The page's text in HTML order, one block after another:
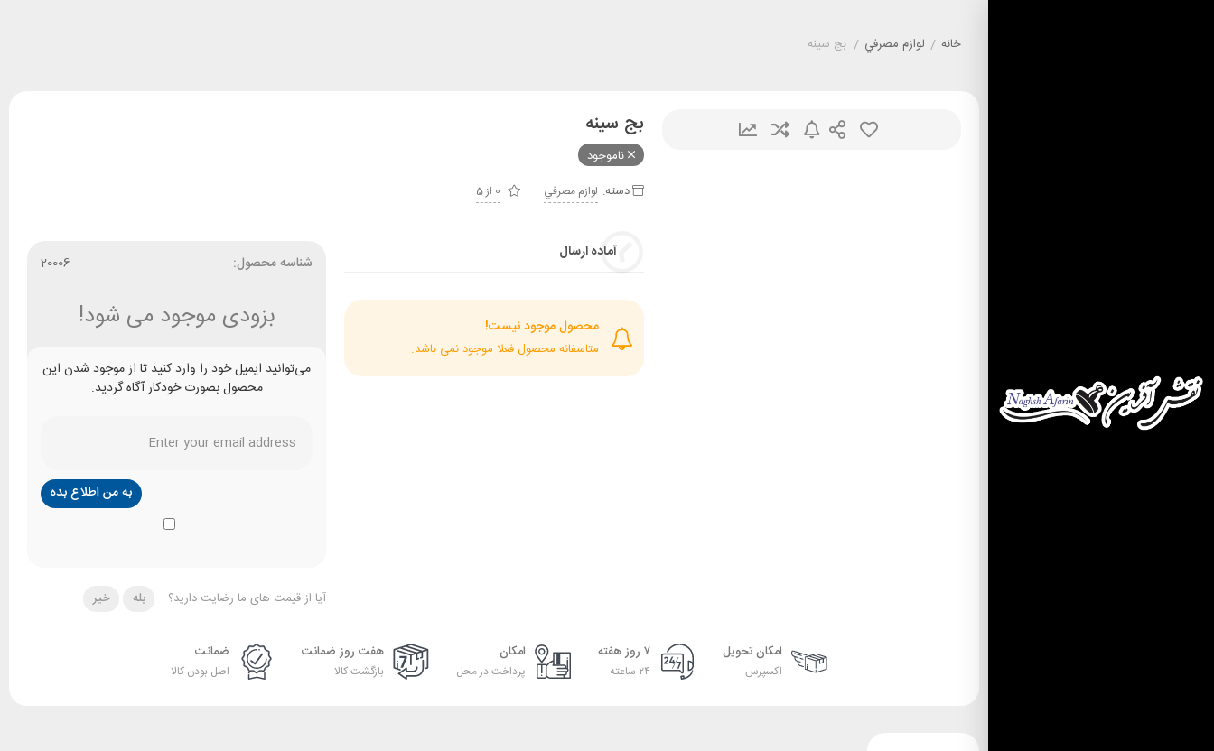
خانه / لوازم مصرفي / بج سینه
بج سینه
ناموجود
دسته: لوازم مصرفي 0 از 5
آماده ارسال
محصول موجود نیست!
متاسفانه محصول فعلا موجود نمی باشد.
شناسه محصول: 20006
بزودی موجود می شود!
می‌توانید ایمیل خود را وارد کنید تا از موجود شدن این
محصول بصورت خودکار آگاه گردید.
آیا از قیمت های ما رضایت دارید؟ بله خیر
امکان تحویل
اکسپرس
۷ روز هفته
۲۴ ساعته
امکان
پرداخت در محل
هفت روز ضمانت
بازگشت کالا
ضمانت
اصل بودن کالا